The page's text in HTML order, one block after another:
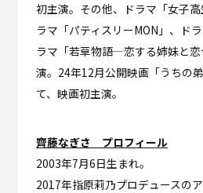
初主演。その他、ドラマ「女子
ラマ「パティスリーMON」、ド
ラマ「若草物語―恋する姉妹と
演。24年12月公開映画「うちの
て、映画初主演。
齊藤なぎさ プロフィール
2003年7月6日生まれ。
2017年指原莉乃プロデュースの